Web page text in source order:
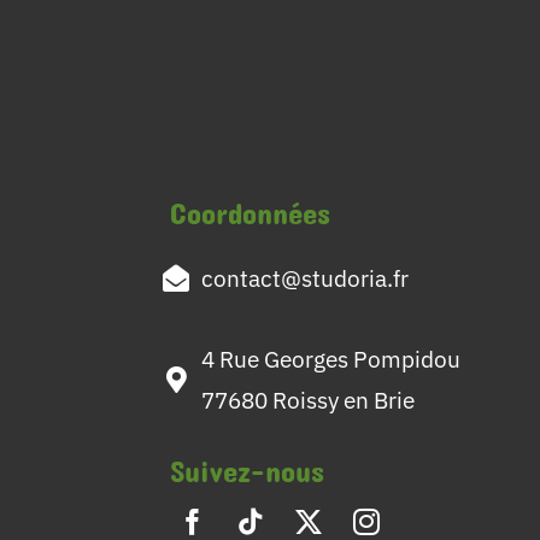
Coordonnées
contact@studoria.fr
4 Rue Georges Pompidou
77680 Roissy en Brie
Suivez-nous